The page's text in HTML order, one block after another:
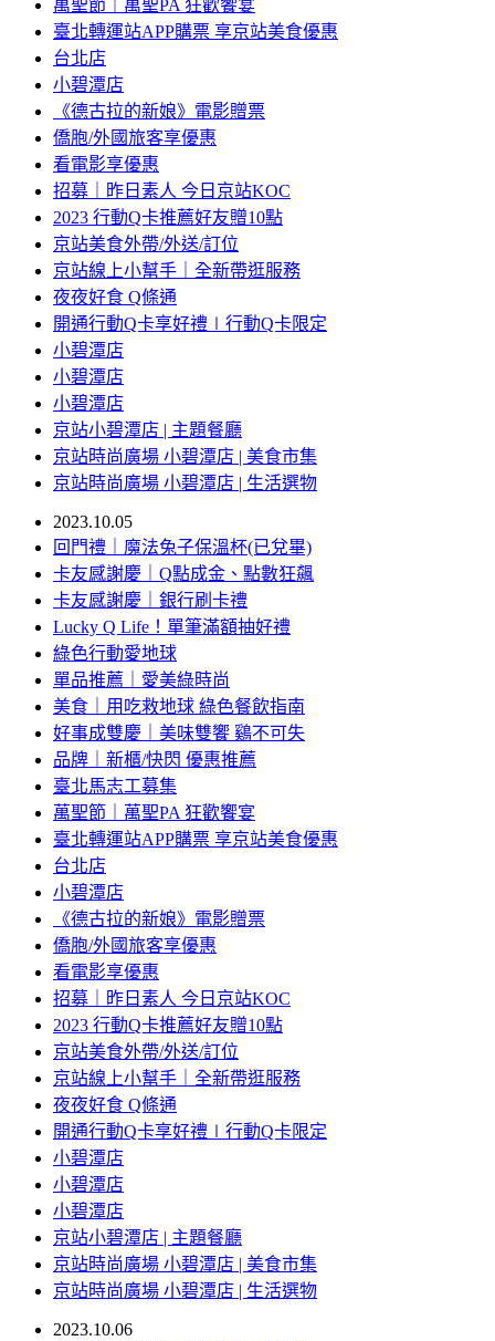
萬聖節｜萬聖PA 狂歡饗宴
臺北轉運站APP購票 享京站美食優惠
台北店
小碧潭店
《德古拉的新娘》電影贈票
僑胞/外國旅客享優惠
看電影享優惠
招募｜昨日素人 今日京站KOC
2023 行動Q卡推薦好友贈10點
京站美食外帶/外送/訂位
京站線上小幫手｜全新帶逛服務
夜夜好食 Q條通
開通行動Q卡享好禮∣行動Q卡限定
小碧潭店
小碧潭店
小碧潭店
京站小碧潭店 | 主題餐廳
京站時尚廣場 小碧潭店 | 美食市集
京站時尚廣場 小碧潭店 | 生活選物
2023.10.05
回門禮｜魔法兔子保溫杯(已兌畢)
卡友感謝慶｜Q點成金、點數狂飆
卡友感謝慶｜銀行刷卡禮
Lucky Q Life！單筆滿額抽好禮
綠色行動愛地球
單品推薦｜愛美綠時尚
美食｜用吃救地球 綠色餐飲指南
好事成雙慶｜美味雙饗 鷄不可失
品牌｜新櫃/快閃 優惠推薦
臺北馬志工募集
萬聖節｜萬聖PA 狂歡饗宴
臺北轉運站APP購票 享京站美食優惠
台北店
小碧潭店
《德古拉的新娘》電影贈票
僑胞/外國旅客享優惠
看電影享優惠
招募｜昨日素人 今日京站KOC
2023 行動Q卡推薦好友贈10點
京站美食外帶/外送/訂位
京站線上小幫手｜全新帶逛服務
夜夜好食 Q條通
開通行動Q卡享好禮∣行動Q卡限定
小碧潭店
小碧潭店
小碧潭店
京站小碧潭店 | 主題餐廳
京站時尚廣場 小碧潭店 | 美食市集
京站時尚廣場 小碧潭店 | 生活選物
2023.10.06